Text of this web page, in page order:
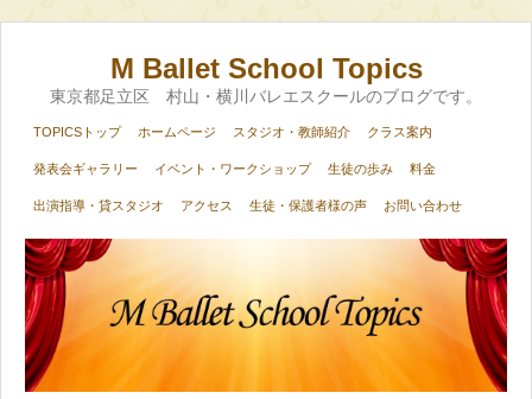
M Ballet School Topics
東京都足立区 村山・横川バレエスクールのブログです。
TOPICSトップ ホームページ スタジオ・教師紹介 クラス案内
発表会ギャラリー イベント・ワークショップ 生徒の歩み 料金
出演指導・貸スタジオ アクセス 生徒・保護者様の声 お問い合わせ